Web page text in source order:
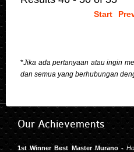
Start
*Jika ada pertanyaan atau ingin
dan semua yang berhubungan
OurAchievements
1st Winner Best Master Murano -